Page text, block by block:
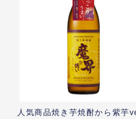
人気商品焼き芋焼酎から紫芋